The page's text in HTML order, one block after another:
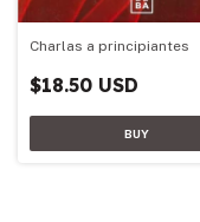
Charlas a principiantes
$18.50 USD